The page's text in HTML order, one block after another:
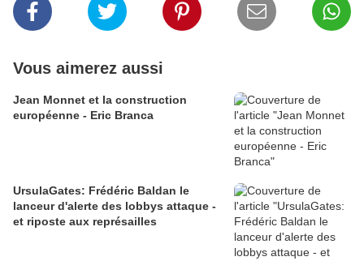
Vous aimerez aussi
Jean Monnet et la construction
européenne - Eric Branca
UrsulaGates: Frédéric Baldan le
lanceur d'alerte des lobbys attaque -
et riposte aux représailles